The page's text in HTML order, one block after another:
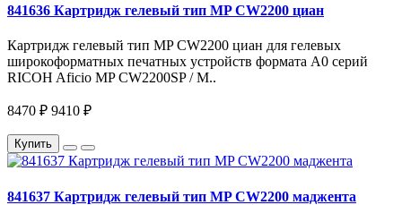
841636 Картридж гелевый тип MP CW2200 циан
Картридж гелевый тип MP CW2200 циан для гелевых
широкоформатных печатных устройств формата A0 серий
RICOH Aficio MP CW2200SP / M..
8470 ₽ 9410 ₽
Купить
841637 Картридж гелевый тип MP CW2200 маджента